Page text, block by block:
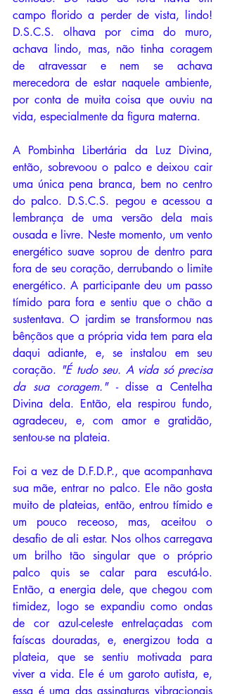
campo florido a perder de vista, lindo!
D.S.C.S. olhava por cima do muro,
achava lindo, mas, não tinha coragem
de atravessar e nem se achava
merecedora de estar naquele ambiente,
por conta de muita coisa que ouviu na
vida, especialmente da figura materna.
A Pombinha Libertária da Luz Divina,
então, sobrevoou o palco e deixou cair
uma única pena branca, bem no centro
do palco. D.S.C.S. pegou e acessou a
lembrança de uma versão dela mais
ousada e livre. Neste momento, um vento
energético suave soprou de dentro para
fora de seu coração, derrubando o limite
energético. A participante deu um passo
tímido para fora e sentiu que o chão a
sustentava. O jardim se transformou nas
bênçãos que a própria vida tem para ela
daqui adiante, e, se instalou em seu
coração. "É tudo seu. A vida só precisa
da sua coragem." - disse a Centelha
Divina dela. Então, ela respirou fundo,
agradeceu, e, com amor e gratidão,
sentou-se na plateia.
Foi a vez de D.F.D.P., que acompanhava
sua mãe, entrar no palco. Ele não gosta
muito de plateias, então, entrou tímido e
um pouco receoso, mas, aceitou o
desafio de ali estar. Nos olhos carregava
um brilho tão singular que o próprio
palco quis se calar para escutá-lo.
Então, a energia dele, que chegou com
timidez, logo se expandiu como ondas
de cor azul-celeste entrelaçadas com
faíscas douradas, e, energizou toda a
plateia, que se sentiu motivada para
viver a vida. Ele é um garoto autista, e,
essa é uma das assinaturas vibracionais